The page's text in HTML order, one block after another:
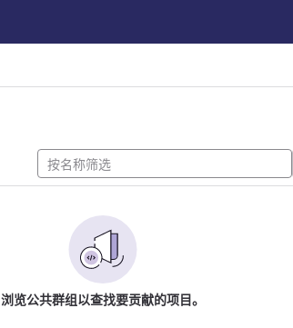
浏览公共群组以查找要贡献的项目。